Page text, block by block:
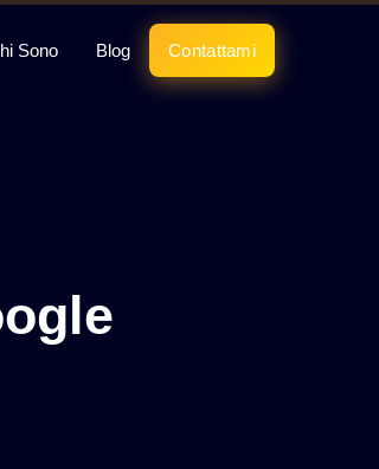
Sono Blog Contattami